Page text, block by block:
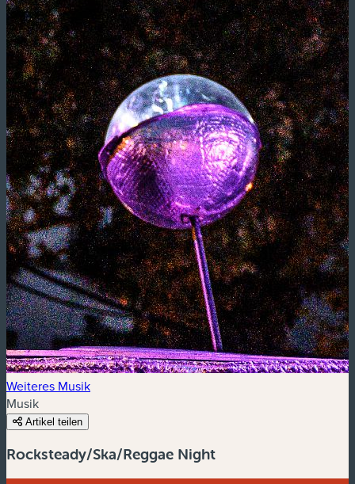
Weiteres Musik
Musik
Artikel teilen
Rocksteady/Ska/Reggae Night